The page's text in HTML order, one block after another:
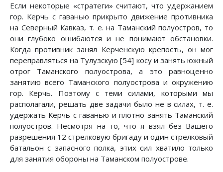
Если некоторые «стратеги» считают, что удержанием
гор. Керчь с гаванью прикрыто движение противника
на Северный Кавказ, т. е. на Таманский полуостров, то
они глубоко ошибаются и не понимают обстановки.
Когда противник занял Керченскую крепость, он мог
переправляться на Тулузскую [54] косу и занять южный
отрог Таманского полуострова, а это равноценно
занятию всего Таманского полуострова и окружению
гор. Керчь. Поэтому с теми силами, которыми мы
располагали, решать две задачи было не в силах, т. е.
удержать Керчь с гаванью и плотно занять Таманский
полуостров. Несмотря на то, что я взял без Вашего
разрешения 12 стрелковую бригаду и один стрелковый
батальон с запасного полка, этих сил хватило только
для занятия обороны на Таманском полуострове.